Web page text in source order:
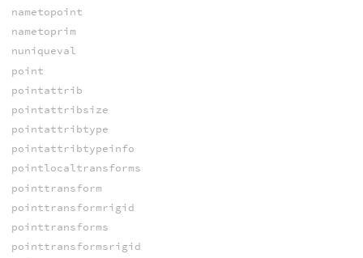
nametopoint
nametoprim
nuniqueval
point
pointattrib
pointattribsize
pointattribtype
pointattribtypeinfo
pointlocaltransforms
pointtransform
pointtransformrigid
pointtransforms
pointtransformsrigid